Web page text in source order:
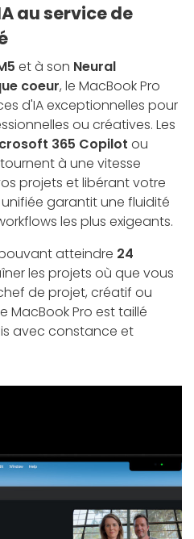
au service de
et à son Neural
coeur, le MacBook Pro
d'IA exceptionnelles pour
ou créatives. Les
365 Copilot ou
tournent à une vitesse
projets et libérant votre
garantit une fluidité
les plus exigeants.
atteindre 24
les projets où que vous
de projet, créatif ou
MacBook Pro est taillé
avec constance et